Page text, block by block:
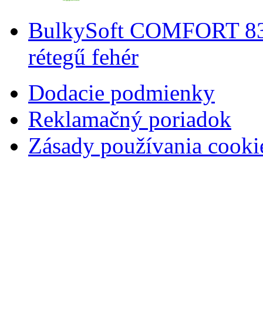
BulkySoft COMFORT
rétegű fehér
Dodacie podmienky
Reklamačný poriadok
Zásady používania